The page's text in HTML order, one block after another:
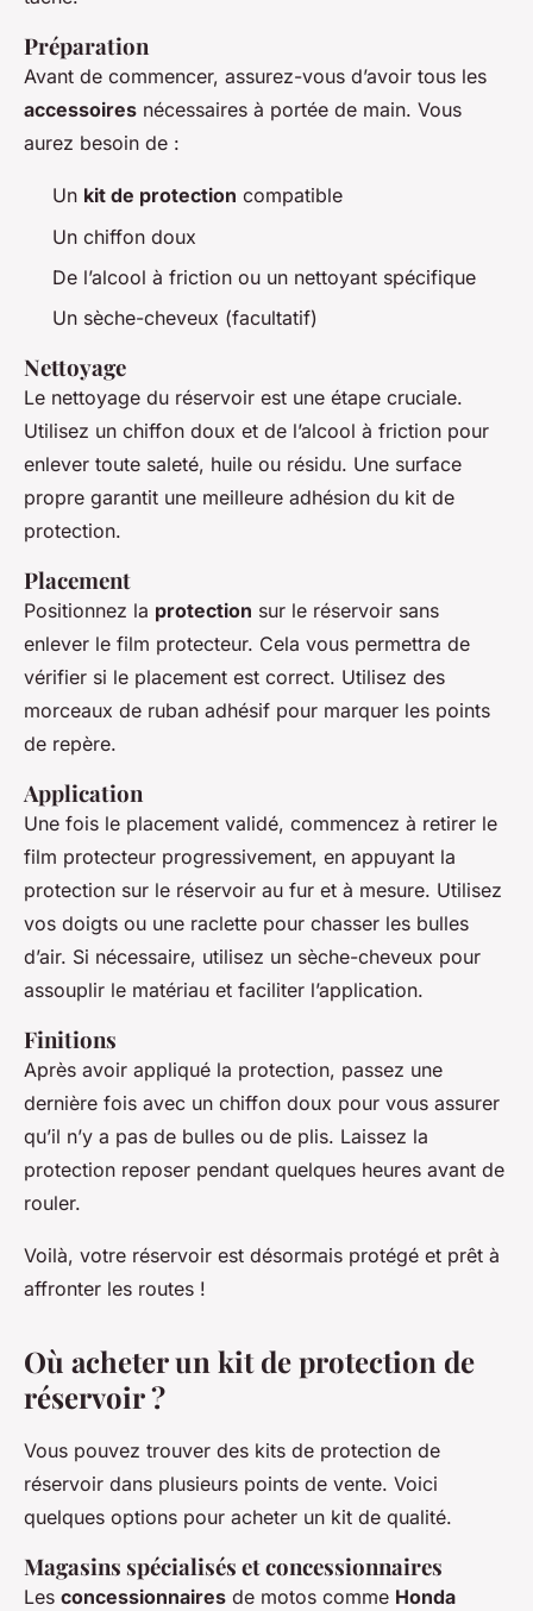
Préparation
Avant de commencer, assurez-vous d’avoir tous les
accessoires nécessaires à portée de main. Vous
aurez besoin de :
Un kit de protection compatible
Un chiffon doux
De l’alcool à friction ou un nettoyant spécifique
Un sèche-cheveux (facultatif)
Nettoyage
Le nettoyage du réservoir est une étape cruciale.
Utilisez un chiffon doux et de l’alcool à friction pour
enlever toute saleté, huile ou résidu. Une surface
propre garantit une meilleure adhésion du kit de
protection.
Placement
Positionnez la protection sur le réservoir sans
enlever le film protecteur. Cela vous permettra de
vérifier si le placement est correct. Utilisez des
morceaux de ruban adhésif pour marquer les points
de repère.
Application
Une fois le placement validé, commencez à retirer le
film protecteur progressivement, en appuyant la
protection sur le réservoir au fur et à mesure. Utilisez
vos doigts ou une raclette pour chasser les bulles
d’air. Si nécessaire, utilisez un sèche-cheveux pour
assouplir le matériau et faciliter l’application.
Finitions
Après avoir appliqué la protection, passez une
dernière fois avec un chiffon doux pour vous assurer
qu’il n’y a pas de bulles ou de plis. Laissez la
protection reposer pendant quelques heures avant de
rouler.
Voilà, votre réservoir est désormais protégé et prêt à
affronter les routes !
Où acheter un kit de protection de
réservoir ?
Vous pouvez trouver des kits de protection de
réservoir dans plusieurs points de vente. Voici
quelques options pour acheter un kit de qualité.
Magasins spécialisés et concessionnaires
Les concessionnaires de motos comme Honda